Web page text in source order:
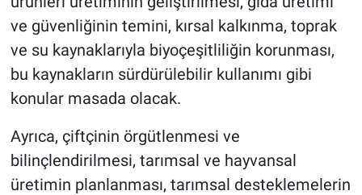
ve güvenliğinin temini, kırsal kalkınma, toprak
ve su kaynaklarıyla biyoçeşitliliğin korunması,
bu kaynakların sürdürülebilir kullanımı gibi
konular masada olacak.
Ayrıca, çiftçinin örgütlenmesi ve
bilinçlendirilmesi, tarımsal ve hayvansal
üretimin planlanması, tarımsal desteklemelerin